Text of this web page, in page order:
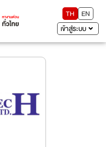
TH
EN
เข้าสู่ระบบ